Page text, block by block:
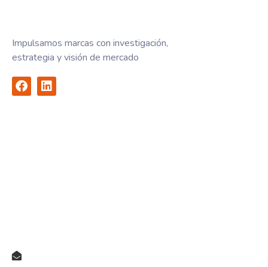
Impulsamos marcas con investigación,
estrategia y visión de mercado